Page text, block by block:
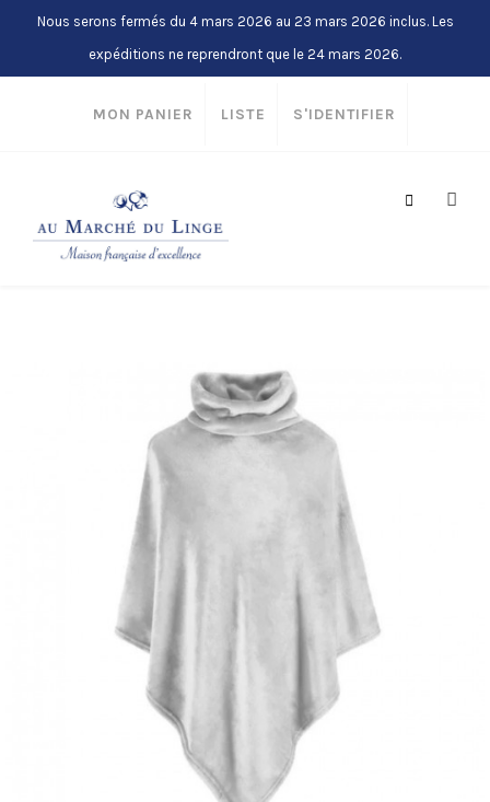
Nous serons fermés du 4 mars 2026 au 23 mars 2026 inclus. Les
expéditions ne reprendront que le 24 mars 2026.
MON PANIER LISTE S'IDENTIFIER